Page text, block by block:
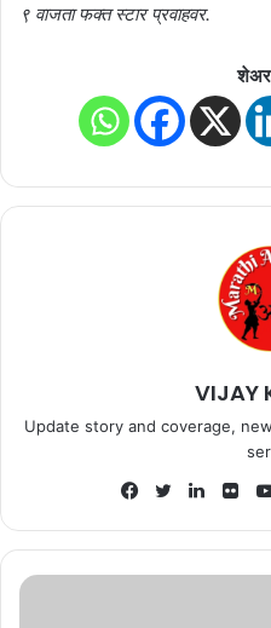
९ वाजता फक्त स्टार प्रवाहवर.
शेअर
VIJAY
Update story and coverage,